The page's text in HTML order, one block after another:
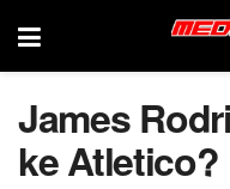
James
ke Atletico?